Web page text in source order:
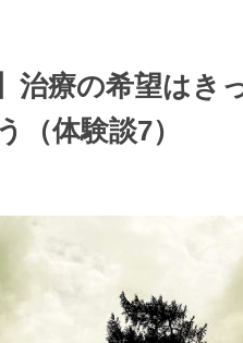
治療の希望は
（体験談7）